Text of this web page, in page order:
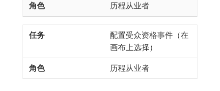
历程从业者
配置受众资格事件（在
画布上选择）
历程从业者